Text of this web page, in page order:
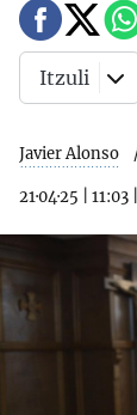
Javier Alonso
21·04·25 11:03
Itzuli